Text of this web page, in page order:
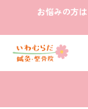
お悩みの方